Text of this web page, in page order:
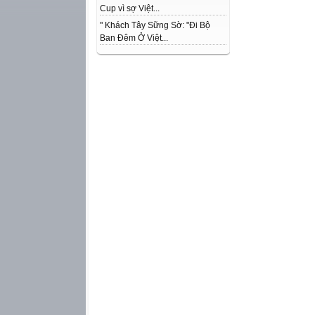
Cup vì sợ Việt...
" Khách Tây Sững Sờ: "Đi Bộ
Ban Đêm Ở Việt...